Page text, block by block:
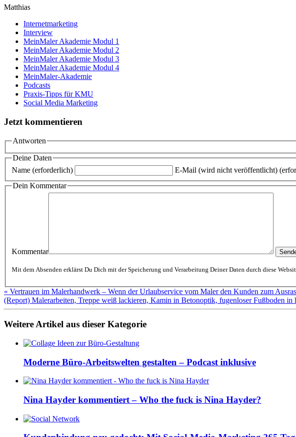
Matthias
Internetmarketing
Interview
MeinMaler Akademie Modul 1
MeinMaler Akademie Modul 2
MeinMaler Akademie Modul 3
MeinMaler Akademie Modul 4
MeinMaler-Akademie
Podcasts
Praxis-Tipps für KMU
Social Media Marketing
Jetzt kommentieren
Antworten
Deine Daten
Name (erforderlich)
E-Mail (wird nicht veröffentlicht)
Dein Kommentar
Kommentar
« Vertrauen im Malerhandwerk – Wenn der Urlaubservice vom Maler den Kunden zum
(Report) Malerarbeiten, Treppe weiß lackieren, Kamin in Betonoptik, fugenloser Fußboden
Weitere Artikel aus dieser Kategorie
Moderne Büro-Arbeitswelten gestalten – Podcast inklusive
Nina Hayder kommentiert – Who the fuck is Nina Hayder?